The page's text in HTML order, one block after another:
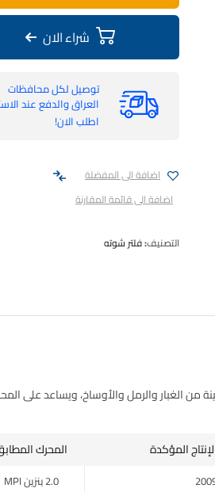
شراء الان
توصيل لكل محافظات
العراق والدفع عند
اطلب الان!
اضافة الى المفضلة
اضافة الى قائمة المقارنة
التصنيف:فلتر شوته
من الغبار والرمل والأوساخ، ويساعد
المؤكدة المحرك
2.0 بنزين MPI